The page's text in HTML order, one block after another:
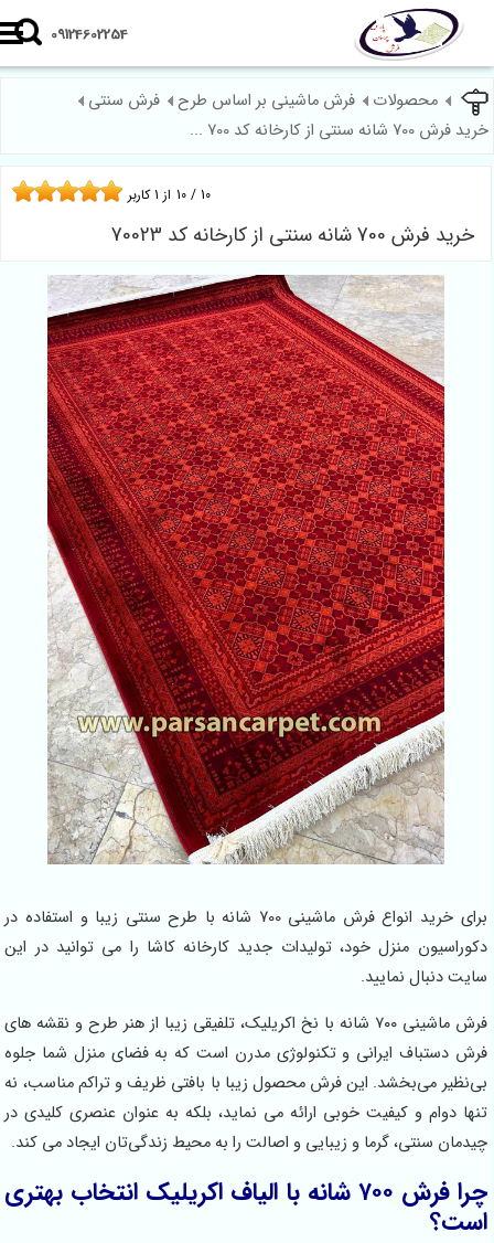
09124602254
محصولات فرش ماشینی بر اساس طرح
فرش سنتی
شانه سنتی از کارخانه کد 700 ...
خرید فرش 700 شانه سنتی از کارخانه کد 70023
10 / از1 کاربر
برای خرید انواع فرش ماشینی 700 شانه با طرح سنتی زیبا و استفاده در
منزل خود، تولیدات جدید کارخانه کاشا را می توانید در این
دنبال نمایید.
فرش ماشینی ۷۰۰ شانه با نخ اکریلیک، تلفیقی زیبا از هنر طرح و نقشه های
دستباف ایرانی و تکنولوژی مدرن است که به فضای منزل شما جلوه‌
می‌بخشد. این فرش محصول زیبا با بافتی ظریف و تراکم مناسب، نه
دوام و کیفیت خوبی ارائه می نماید، بلکه به عنوان عنصری کلیدی در
سنتی، گرما و زیبایی و اصالت را به محیط زندگی‌تان ایجاد می کند.
چرا فرش ۷۰۰ شانه با الیاف اکریلیک انتخاب بهتری